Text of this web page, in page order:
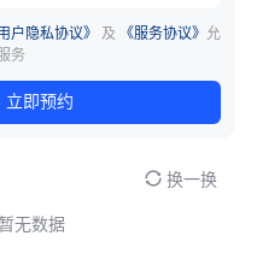
户隐私协议》 及 《服务协议》 允
务
立即预约
换一换
无数据